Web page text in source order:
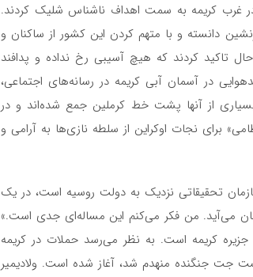
در غرب کریمه به سمت اهداف ناشناس شلیک کردند.
دانسته و با متهم کردن این کشور از ساکنان و
کردند که هیچ آسیبی رخ نداده و پدافند
در آسمان آبی کریمه در رسانه‌های اجتماعی،
از آنها پشت خط کرملین جمع شده‌‌اند و در
برای نجات اوکراین از سلطه نازی‌ها به آرامی و
تحقیقاتی نزدیک به دولت روسیه است، در یک
می‌آید. من فکر می‌کنم این مساله‌ای جدی است.»
جزیره کریمه است. به نظر می‌رسد حملات در کریمه
آن هشت جت جنگنده منهدم شد، آغاز شده است. ولادیمیر